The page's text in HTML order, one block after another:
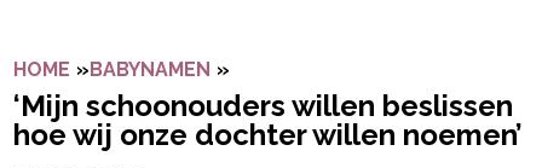
HOME »BABYNAMEN »
‘Mijn schoonouders willen beslissen
hoe wij onze dochter willen noemen’